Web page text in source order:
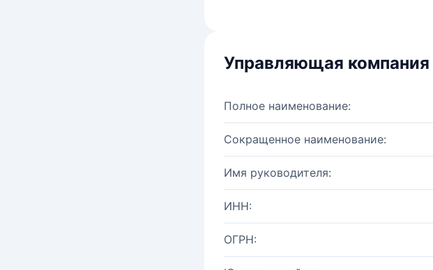
Управляющая компания
Полное наименование:
Сокращенное наименование:
Имя руководителя:
ИНН:
ОГРН: